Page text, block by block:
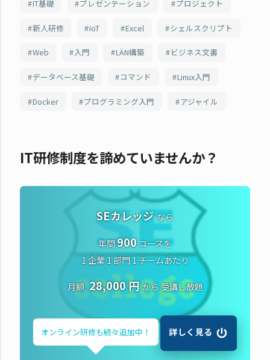
IT基礎 プレゼンテーション プロジェクト
新人研修 IoT Excel シェルスクリプト
Web 入門 LAN構築 ビジネス文書
データベース基礎 コマンド Linux入門
Docker プログラミング入門 アジャイル
IT研修制度を諦めていませんか？
SEカレッジ なら
年間900コースを
1 企業 1 部門 1 チームあたり
月額 28,000 円 から受講し放題
オンライン研修も続々追加中！ 詳しく見る